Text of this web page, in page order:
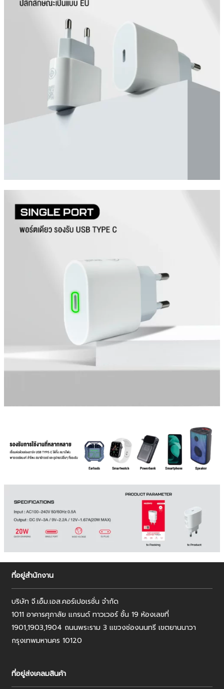
ที่อยู่สำนักงาน
บริษัท จี.เอ็ม.เอส.คอร์เปอเรชั่น จำกัด
1011 อาคารศุภาลัย แกรนด์ ทาวเวอร์ ชั้น 19 ห้องเลขที่
1901,1903,1904 ถนนพระราม 3 แขวงช่องนนทรี เขตยานนาวา
กรุงเทพมหานคร 10120
ที่อยู่ส่งเคลมสินค้า